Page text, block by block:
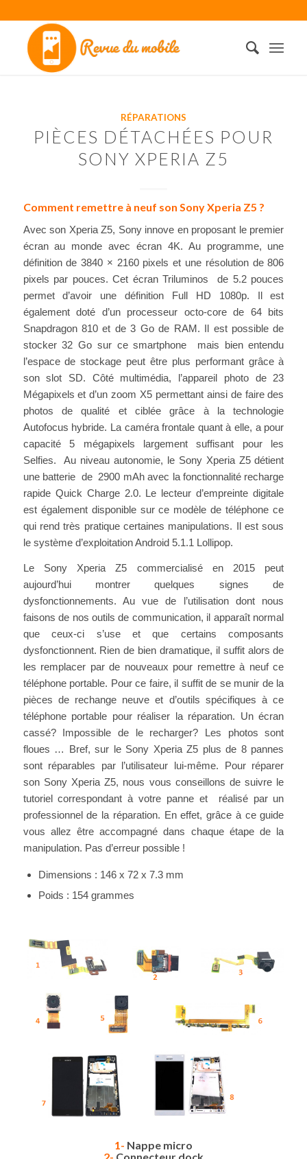
RÉPARATIONS
PIÈCES DÉTACHÉES POUR
SONY XPERIA Z5
Comment remettre à neuf son Sony Xperia Z5 ?
Avec son Xperia Z5, Sony innove en proposant le premier
écran au monde avec écran 4K. Au programme, une
définition de 3840 × 2160 pixels et une résolution de 806
pixels par pouces. Cet écran Triluminos de 5.2 pouces
permet d’avoir une définition Full HD 1080p. Il est
également doté d’un processeur octo-core de 64 bits
Snapdragon 810 et de 3 Go de RAM. Il est possible de
stocker 32 Go sur ce smartphone mais bien entendu
l’espace de stockage peut être plus performant grâce à
son slot SD. Côté multimédia, l’appareil photo de 23
Mégapixels et d’un zoom X5 permettant ainsi de faire des
photos de qualité et ciblée grâce à la technologie
Autofocus hybride. La caméra frontale quant à elle, a pour
capacité 5 mégapixels largement suffisant pour les
Selfies. Au niveau autonomie, le Sony Xperia Z5 détient
une batterie de 2900 mAh avec la fonctionnalité recharge
rapide Quick Charge 2.0. Le lecteur d’empreinte digitale
est également disponible sur ce modèle de téléphone ce
qui rend très pratique certaines manipulations. Il est sous
le système d’exploitation Android 5.1.1 Lollipop.
Le Sony Xperia Z5 commercialisé en 2015 peut
aujourd’hui montrer quelques signes de
dysfonctionnements. Au vue de l’utilisation dont nous
faisons de nos outils de communication, il apparaît normal
que ceux-ci s’use et que certains composants
dysfonctionnent. Rien de bien dramatique, il suffit alors de
les remplacer par de nouveaux pour remettre à neuf ce
téléphone portable. Pour ce faire, il suffit de se munir de la
pièces de rechange neuve et d’outils spécifiques à ce
téléphone portable pour réaliser la réparation. Un écran
cassé? Impossible de le recharger? Les photos sont
floues … Bref, sur le Sony Xperia Z5 plus de 8 pannes
sont réparables par l’utilisateur lui-même. Pour réparer
son Sony Xperia Z5, nous vous conseillons de suivre le
tutoriel correspondant à votre panne et réalisé par un
professionnel de la réparation. En effet, grâce à ce guide
vous allez être accompagné dans chaque étape de la
manipulation. Pas d’erreur possible !
Dimensions : 146 x 72 x 7.3 mm
Poids : 154 grammes
1- Nappe micro